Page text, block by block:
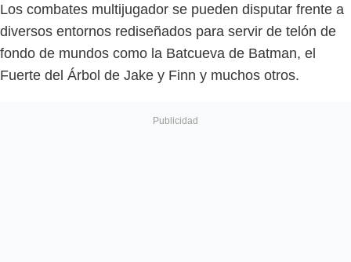
Los combates multijugador se pueden disputar frente a
diversos entornos rediseñados para servir de telón de
fondo de mundos como la Batcueva de Batman, el
Fuerte del Árbol de Jake y Finn y muchos otros.